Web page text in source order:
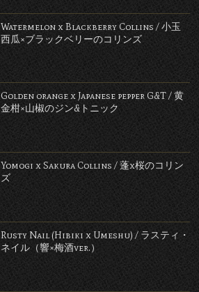
Watermelon x Blackberry Collins / 小玉
西瓜×ブラックベリーのコリンズ
Golden orange x Japanese pepper G&T / 黄
金柑×山椒のジン&トニック
Yomogi x Sakura Collins / 蓬x桜のコリン
ズ
Rusty Nail (Hibiki x Umeshu) / ラスティ・
ネイル（響×梅酒ver.）